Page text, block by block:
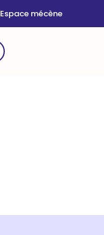
Espace mécène